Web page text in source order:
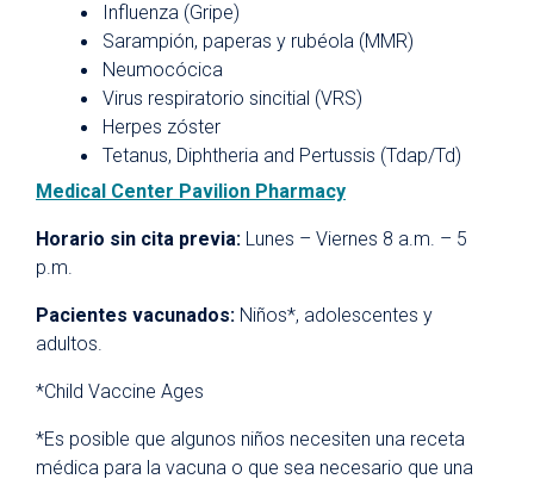
Influenza (Gripe)
Sarampión, paperas y rubéola (MMR)
Neumocócica
Virus respiratorio sincitial (VRS)
Herpes zóster
Tetanus, Diphtheria and Pertussis (Tdap/Td)
Medical Center Pavilion Pharmacy
Horario sin cita previa: Lunes – Viernes 8 a.m. – 5
p.m.
Pacientes vacunados: Niños*, adolescentes y
adultos.
*Child Vaccine Ages
*Es posible que algunos niños necesiten una receta
médica para la vacuna o que sea necesario que una